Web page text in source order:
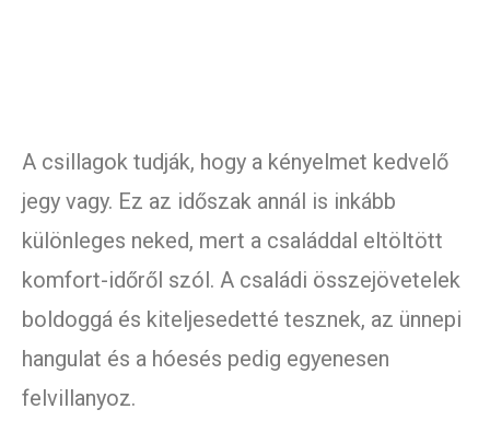
A csillagok tudják, hogy a kényelmet kedvelő
jegy vagy. Ez az időszak annál is inkább
különleges neked, mert a családdal eltöltött
komfort-időről szól. A családi összejövetelek
boldoggá és kiteljesedetté tesznek, az ünnepi
hangulat és a hóesés pedig egyenesen
felvillanyoz.